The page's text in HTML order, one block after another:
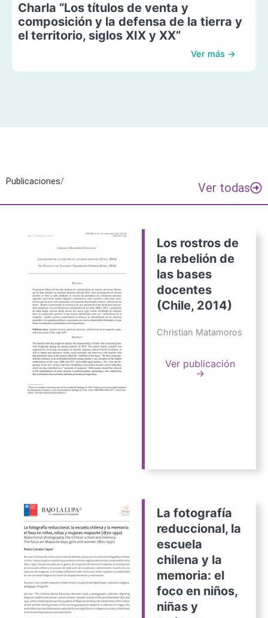
Charla “Los títulos de venta y
composición y la defensa de la tierra y
el territorio, siglos XIX y XX”
Ver más →
Publicaciones/ Ver todas
Los rostros de
la rebelión de
las bases
docentes
(Chile, 2014)
Christian Matamoros
Ver publicación
→
La fotografía
reduccional, la
escuela
chilena y la
memoria: el
foco en niños,
niñas y